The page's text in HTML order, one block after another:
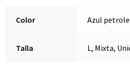
Color Azul
Talla L, Mixta,